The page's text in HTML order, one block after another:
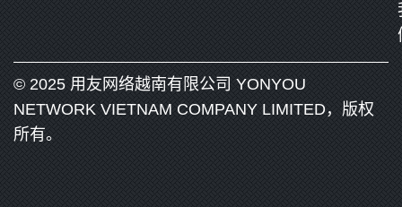
© 2025 用友网络越南有限公司 YONYOU
NETWORK VIETNAM COMPANY LIMITED，版权
所有。